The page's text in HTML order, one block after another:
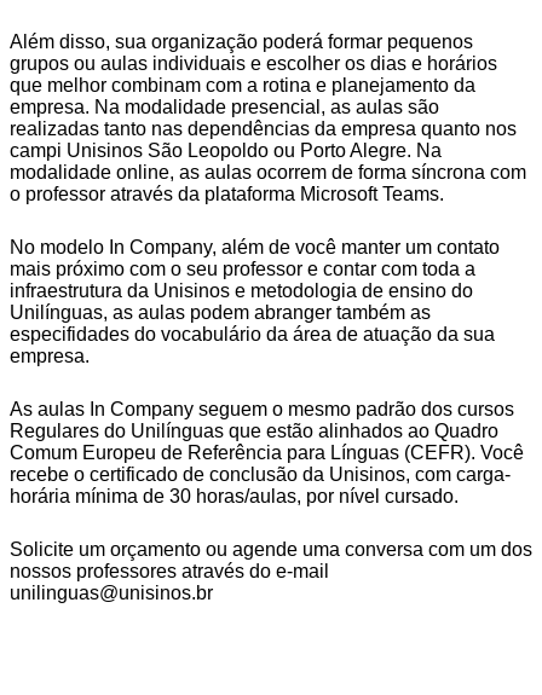
Além disso, sua organização poderá formar pequenos
grupos ou aulas individuais e escolher os dias e horários
que melhor combinam com a rotina e planejamento da
empresa. Na modalidade presencial, as aulas são
realizadas tanto nas dependências da empresa quanto nos
campi Unisinos São Leopoldo ou Porto Alegre. Na
modalidade online, as aulas ocorrem de forma síncrona com
o professor através da plataforma Microsoft Teams.
No modelo In Company, além de você manter um contato
mais próximo com o seu professor e contar com toda a
infraestrutura da Unisinos e metodologia de ensino do
Unilínguas, as aulas podem abranger também as
especifidades do vocabulário da área de atuação da sua
empresa.
As aulas In Company seguem o mesmo padrão dos cursos
Regulares do Unilínguas que estão alinhados ao Quadro
Comum Europeu de Referência para Línguas (CEFR). Você
recebe o certificado de conclusão da Unisinos, com carga-
horária mínima de 30 horas/aulas, por nível cursado.
Solicite um orçamento ou agende uma conversa com um dos
nossos professores através do e-mail
unilinguas@unisinos.br